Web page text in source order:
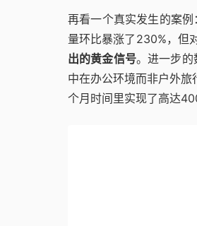
再看一个真实发生的案
量环比暴涨了230%，但
出的黄金信号。进一步的
中在办公环境而非户外
个月时间里实现了高达